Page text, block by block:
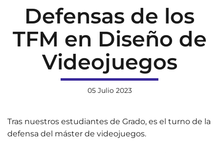
Defensas de los
TFM en Diseño de
Videojuegos
05 Julio 2023
Tras nuestros estudiantes de Grado, es el turno de la
defensa del máster de videojuegos.